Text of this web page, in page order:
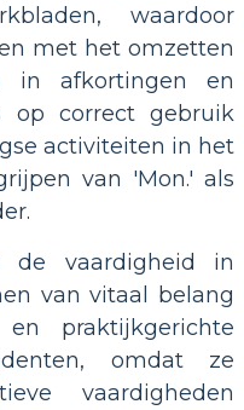
waardoor
met het omzetten
in afkortingen en
op correct gebruik
activiteiten in het
van 'Mon.' als
de vaardigheid in
van vitaal belang
praktijkgerichte
omdat ze
vaardigheden